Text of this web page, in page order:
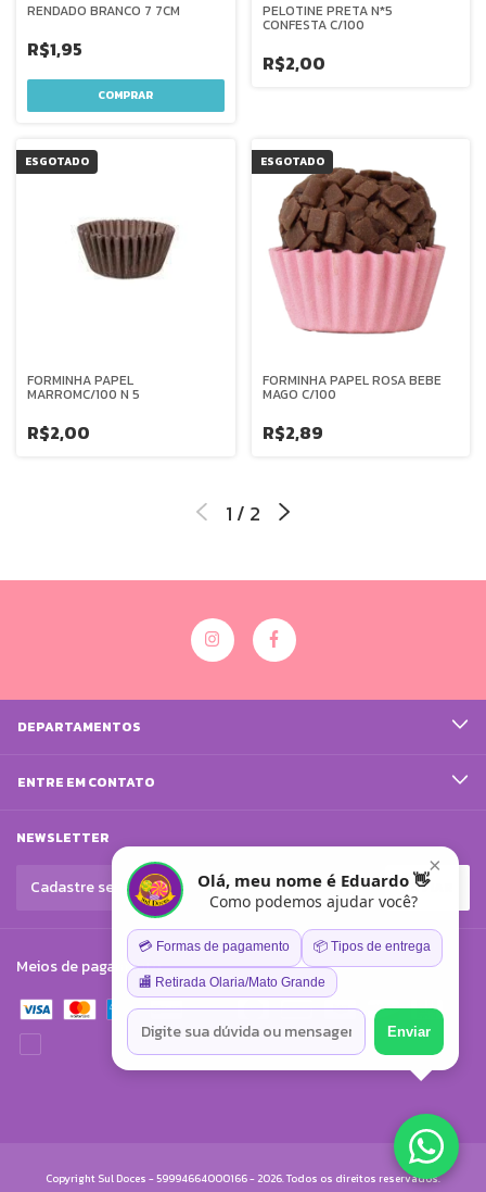
RENDADO BRANCO 7 7CM
R$1,95
PELOTINE PRETA N*5
CONFESTA C/100
R$2,00
ESGOTADO
FORMINHA PAPEL
MARROMC/100 N 5
R$2,00
ESGOTADO
FORMINHA PAPEL ROSA BEBE
MAGO C/100
R$2,89
1 / 2
DEPARTAMENTOS
ENTRE EM CONTATO
NEWSLETTER
Meios de pagamento
×
Olá, meu nome é Eduardo 👋
Como podemos ajudar você?
💳 Formas de pagamento 📦 Tipos de entrega
🏬 Retirada Olaria/Mato Grande
Enviar
Copyright Sul Doces - 59994664000166 - 2026. Todos os direitos reservados.